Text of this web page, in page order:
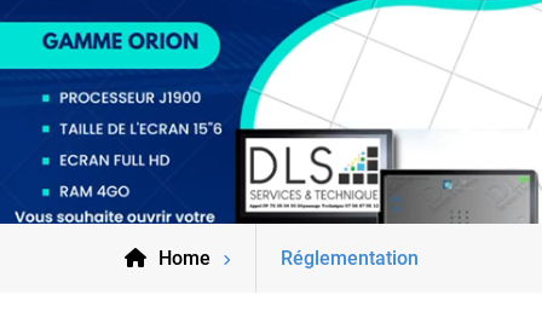
Home
Archive
Réglementation